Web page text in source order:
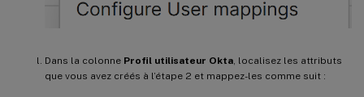
Dans la colonne Profil utilisateur Okta, localisez les attributs
que vous avez créés à l’étape 2 et mappez-les comme suit :